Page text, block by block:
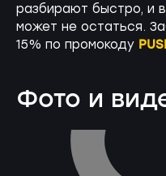
разбирают быстро, и
может не остаться.
15% по промокоду
Фото и